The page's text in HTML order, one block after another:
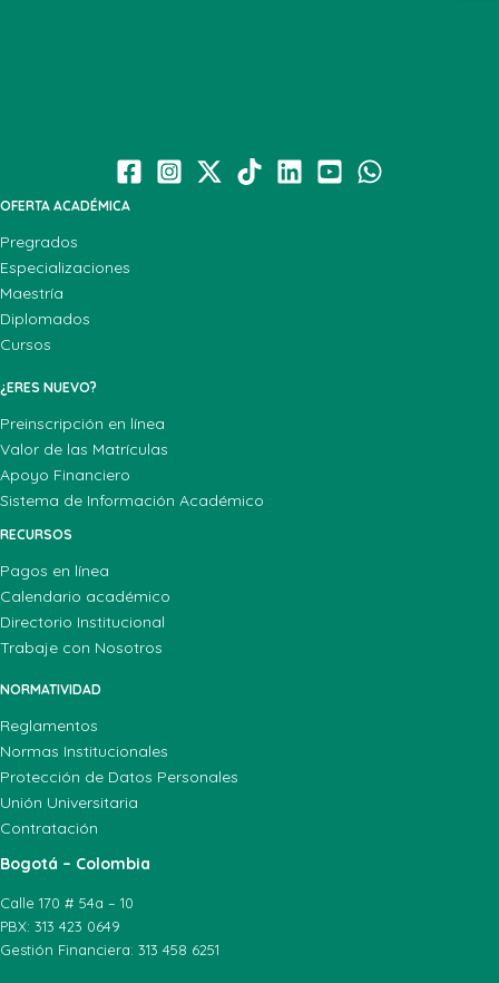
OFERTA ACADÉMICA
Pregrados
Especializaciones
Maestría
Diplomados
Cursos
¿ERES NUEVO?
Preinscripción en línea
Valor de las Matrículas
Apoyo Financiero
Sistema de Información Académico
RECURSOS
Pagos en línea
Calendario académico
Directorio Institucional
Trabaje con Nosotros
NORMATIVIDAD
Reglamentos
Normas Institucionales
Protección de Datos Personales
Unión Universitaria
Contratación
Bogotá – Colombia
Calle 170 # 54a – 10
PBX: 313 423 0649
Gestión Financiera: 313 458 6251